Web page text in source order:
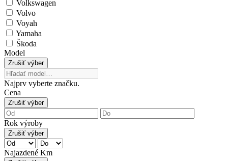
Volkswagen
Volvo
Voyah
Yamaha
Škoda
Model
Zrušiť výber
Najprv vyberte značku.
Cena
Zrušiť výber
Rok výroby
Zrušiť výber
Najazdené Km